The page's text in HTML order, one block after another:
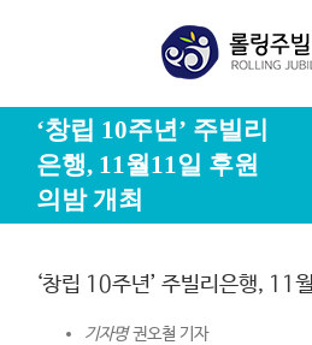
‘창립 10주년’ 주빌리
은행, 11월11일 후원
의밤 개최
‘창립 10주년’ 주빌리은행, 11
기자명권오철 기자